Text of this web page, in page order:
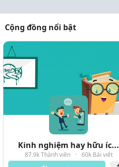
Cộng đồng nổi bật
Kinh nghiệm hay hữu íc...
87.9k Thành viên · 60k Bài viết